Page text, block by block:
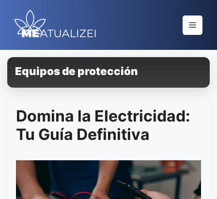
contenido
Menú
Equipos de protección
Domina la Electricidad:
Tu Guía Definitiva